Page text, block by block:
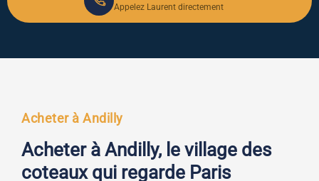
Appelez Laurent directement
Acheter à Andilly
Acheter à Andilly, le village des
coteaux qui regarde Paris